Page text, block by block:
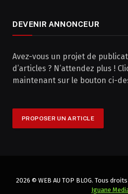
DEVENIR ANNONCEUR
Avez-vous un projet de
d’articles ? N’attendez plus !
maintenant sur le bouton ci-
PROPOSER UN ARTICLE
2026 © WEB AU TOP BLOG. Tous
Iguane